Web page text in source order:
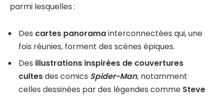
parmi lesquelles :
Des cartes panoramainterconnectées qui, une
fois réunies, forment des scènes épiques.
Des illustrations inspirées de couvertures
cultesdes comics Spider-Man, notamment
celles dessinées par des légendes comme Steve